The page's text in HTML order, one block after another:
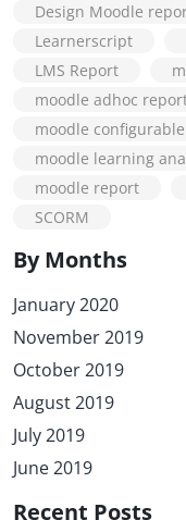
Design Moodle
Learnerscript
LMS Report
moodle adhoc
moodle
moodle learning
moodle report
SCORM
By Months
January 2020
November 2019
October 2019
August 2019
July 2019
June 2019
Recent Posts